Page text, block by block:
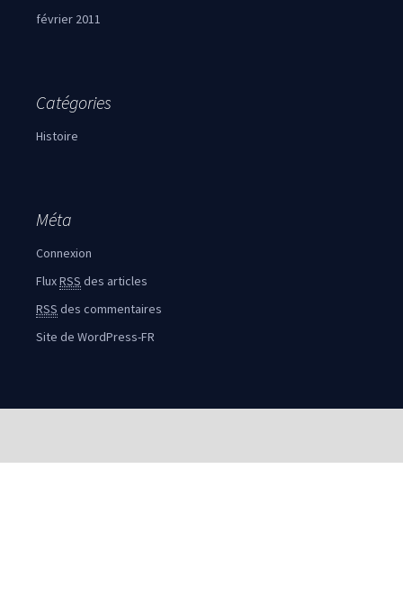
février 2011
Catégories
Histoire
Méta
Connexion
FluxRSS des articles
RSS des commentaires
Site de WordPress-FR